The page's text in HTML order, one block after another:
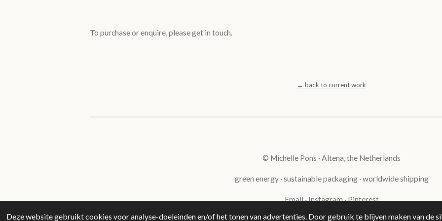
Deze website gebruikt cookies voor analyse-doeleinden en/of het tonen van advertenties. Door gebruik te blijven maken van de
To purchase or enquire, please get in touch.
← back to current work
© Michelle Pons · Altena, the Netherlands
green energy · sustainable packaging · worldwide shipping
Email·Instagram·Pinterest